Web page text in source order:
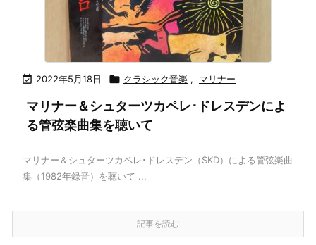
 2022年5月18日  クラシック音楽 , マリナー
マリナー＆シュターツカペレ･ドレスデンによ
る管弦楽曲集を聴いて
マリナー＆シュターツカペレ･ドレスデン（SKD）による管弦楽曲
集（1982年録音）を聴いて ...
記事を読む